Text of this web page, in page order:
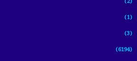
(1)
(3)
(6194)